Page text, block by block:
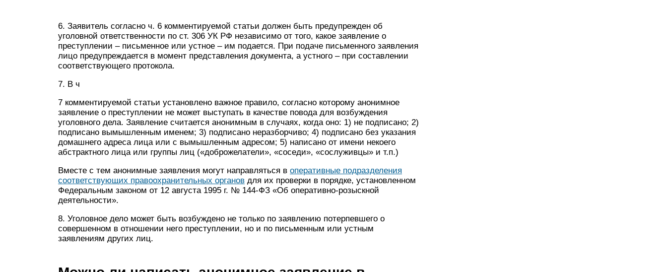
6. Заявитель согласно ч. 6 комментируемой статьи должен быть предупрежден об
уголовной ответственности по ст. 306 УК РФ независимо от того, какое заявление о
преступлении – письменное или устное – им подается. При подаче письменного заявления
лицо предупреждается в момент представления документа, а устного – при составлении
соответствующего протокола.
7. В ч
7 комментируемой статьи установлено важное правило, согласно которому анонимное
заявление о преступлении не может выступать в качестве повода для возбуждения
уголовного дела. Заявление считается анонимным в случаях, когда оно: 1) не подписано; 2)
подписано вымышленным именем; 3) подписано неразборчиво; 4) подписано без указания
домашнего адреса лица или с вымышленным адресом; 5) написано от имени некоего
абстрактного лица или группы лиц («доброжелатели», «соседи», «сослуживцы» и т.п.)
Вместе с тем анонимные заявления могут направляться в оперативные подразделения
соответствующих правоохранительных органов для их проверки в порядке, установленном
Федеральным законом от 12 августа 1995 г. № 144-ФЗ «Об оперативно-розыскной
деятельности».
8. Уголовное дело может быть возбуждено не только по заявлению потерпевшего о
совершенном в отношении него преступлении, но и по письменным или устным
заявлениям других лиц.